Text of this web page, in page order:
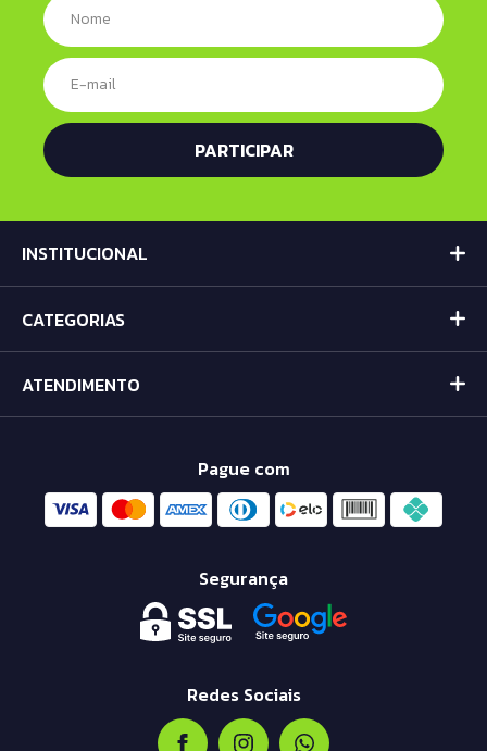
INSTITUCIONAL
CATEGORIAS
ATENDIMENTO
Pague com
Segurança
Redes Sociais